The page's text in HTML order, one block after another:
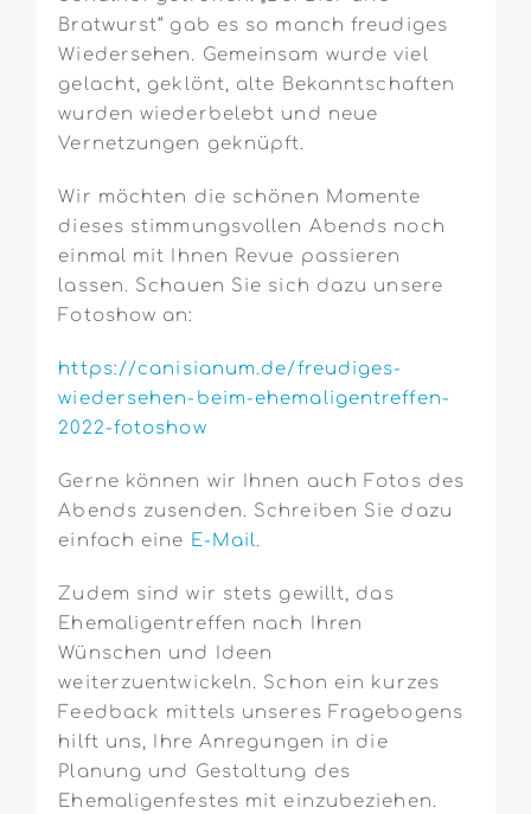
Bratwurst“ gab es so manch freudiges
Wiedersehen. Gemeinsam wurde viel
gelacht, geklönt, alte Bekanntschaften
wurden wiederbelebt und neue
Vernetzungen geknüpft.
Wir möchten die schönen Momente
dieses stimmungsvollen Abends noch
einmal mit Ihnen Revue passieren
lassen. Schauen Sie sich dazu unsere
Fotoshow an:
https://canisianum.de/freudiges-
wiedersehen-beim-ehemaligentreffen-
2022-fotoshow
Gerne können wir Ihnen auch Fotos des
Abends zusenden. Schreiben Sie dazu
einfach eine E-Mail.
Zudem sind wir stets gewillt, das
Ehemaligentreffen nach Ihren
Wünschen und Ideen
weiterzuentwickeln. Schon ein kurzes
Feedback mittels unseres Fragebogens
hilft uns, Ihre Anregungen in die
Planung und Gestaltung des
Ehemaligenfestes mit einzubeziehen.